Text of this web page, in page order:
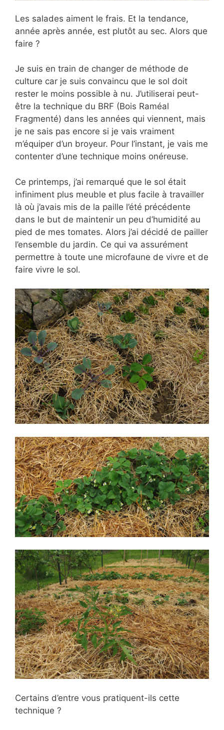
Les salades aiment le frais. Et la tendance,
année après année, est plutôt au sec. Alors que
faire ?
Je suis en train de changer de méthode de
culture car je suis convaincu que le sol doit
rester le moins possible à nu. J’utiliserai peut-
être la technique du BRF (Bois Raméal
Fragmenté) dans les années qui viennent, mais
je ne sais pas encore si je vais vraiment
m’équiper d’un broyeur. Pour l’instant, je vais me
contenter d’une technique moins onéreuse.
Ce printemps, j’ai remarqué que le sol était
infiniment plus meuble et plus facile à travailler
là où j’avais mis de la paille l’été précédente
dans le but de maintenir un peu d’humidité au
pied de mes tomates. Alors j’ai décidé de pailler
l’ensemble du jardin. Ce qui va assurément
permettre à toute une microfaune de vivre et de
faire vivre le sol.
Certains d’entre vous pratiquent-ils cette
technique ?